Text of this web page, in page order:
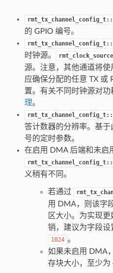
的 GPIO 编号。
时钟源。
源。注意，其他通道将使
应确保分配的任意 TX 或
置。有关不同时钟源对功
理。
答计数器的分辨率。基于
号的定时参数。
在启用 DMA 后端和未启
义稍有不同。
若通过
用 DMA，则该字
区大小。为实现
销，建议为字段设
1024 。
如果未启用 DMA
存块大小，至少为